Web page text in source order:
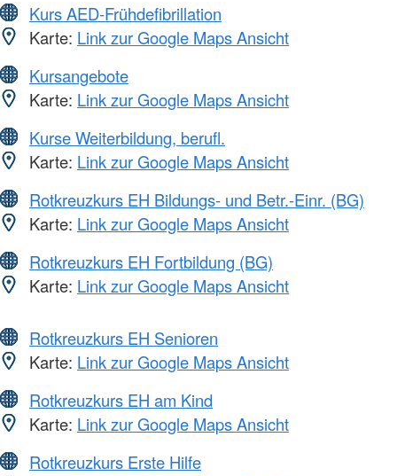
Kurs AED-Frühdefibrillation
Karte: Link zur Google Maps Ansicht
Kursangebote
Karte: Link zur Google Maps Ansicht
Kurse Weiterbildung, berufl.
Karte: Link zur Google Maps Ansicht
Rotkreuzkurs EH Bildungs- und Betr.-Einr. (BG)
Karte: Link zur Google Maps Ansicht
Rotkreuzkurs EH Fortbildung (BG)
Karte: Link zur Google Maps Ansicht
Rotkreuzkurs EH Senioren
Karte: Link zur Google Maps Ansicht
Rotkreuzkurs EH am Kind
Karte: Link zur Google Maps Ansicht
Rotkreuzkurs Erste Hilfe